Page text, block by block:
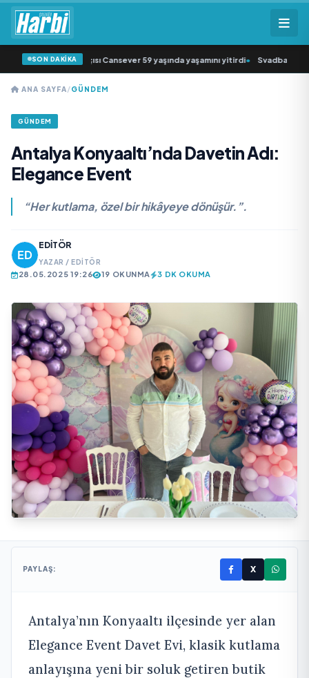
SON DAKİKA
sevilen sanatçısı Cansever 59 yaşında yaşamını yitirdi• Svadba Zincirleri
ANA SAYFA/GÜNDEM
GÜNDEM
Antalya Konyaaltı’nda Davetin Adı:
Elegance Event
“Her kutlama, özel bir hikâyeye dönüşür.”.
EDITÖR
YAZAR / EDITÖR
28.05.2025 19:26 19 OKUNMA 3 DK OKUMA
PAYLAŞ: X
Antalya’nın Konyaaltı ilçesinde yer alan
Elegance Event Davet Evi, klasik kutlama
anlayışına yeni bir soluk getiren butik